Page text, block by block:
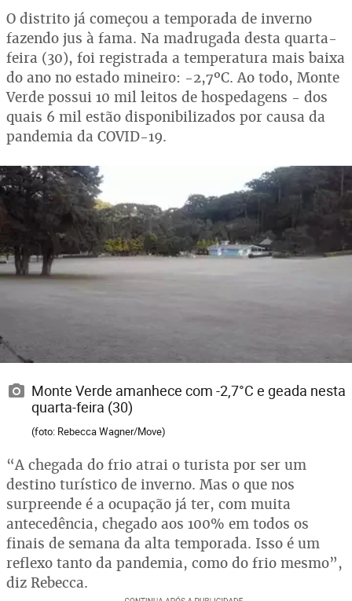
O distrito já começou a temporada de inverno
fazendo jus à fama. Na madrugada desta quarta-
feira (30), foi registrada a temperatura mais baixa
do ano no estado mineiro: -2,7ºC. Ao todo, Monte
Verde possui 10 mil leitos de hospedagens - dos
quais 6 mil estão disponibilizados por causa da
pandemia da COVID-19.
Monte Verde amanhece com -2,7°C e geada nesta
quarta-feira (30)
(foto: Rebecca Wagner/Move)
“A chegada do frio atrai o turista por ser um
destino turístico de inverno. Mas o que nos
surpreende é a ocupação já ter, com muita
antecedência, chegado aos 100% em todos os
finais de semana da alta temporada. Isso é um
reflexo tanto da pandemia, como do frio mesmo”,
diz Rebecca.